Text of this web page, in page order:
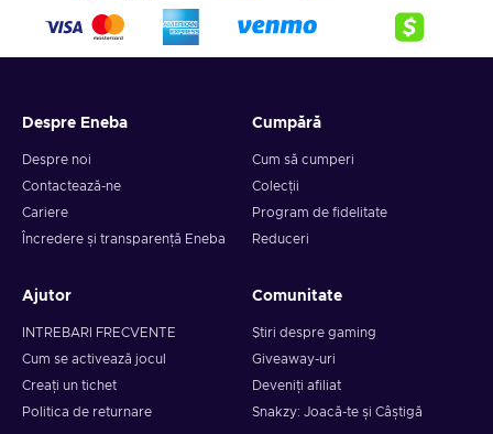
Despre Eneba
Despre noi
Contactează-ne
Cariere
Încredere și transparență Eneba
Cumpără
Cum să cumperi
Colecții
Program de fidelitate
Reduceri
Ajutor
INTREBARI FRECVENTE
Cum se activează jocul
Creați un tichet
Politica de returnare
Comunitate
Știri despre gaming
Giveaway-uri
Deveniți afiliat
Snakzy: Joacă-te și Câștigă